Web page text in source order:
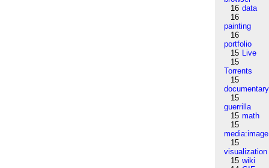
16 data
16
painting
16
portfolio
15 Live
15
Torrents
15
documentary
15
guerrilla
15 math
15
media:image
15
visualization
15 wiki